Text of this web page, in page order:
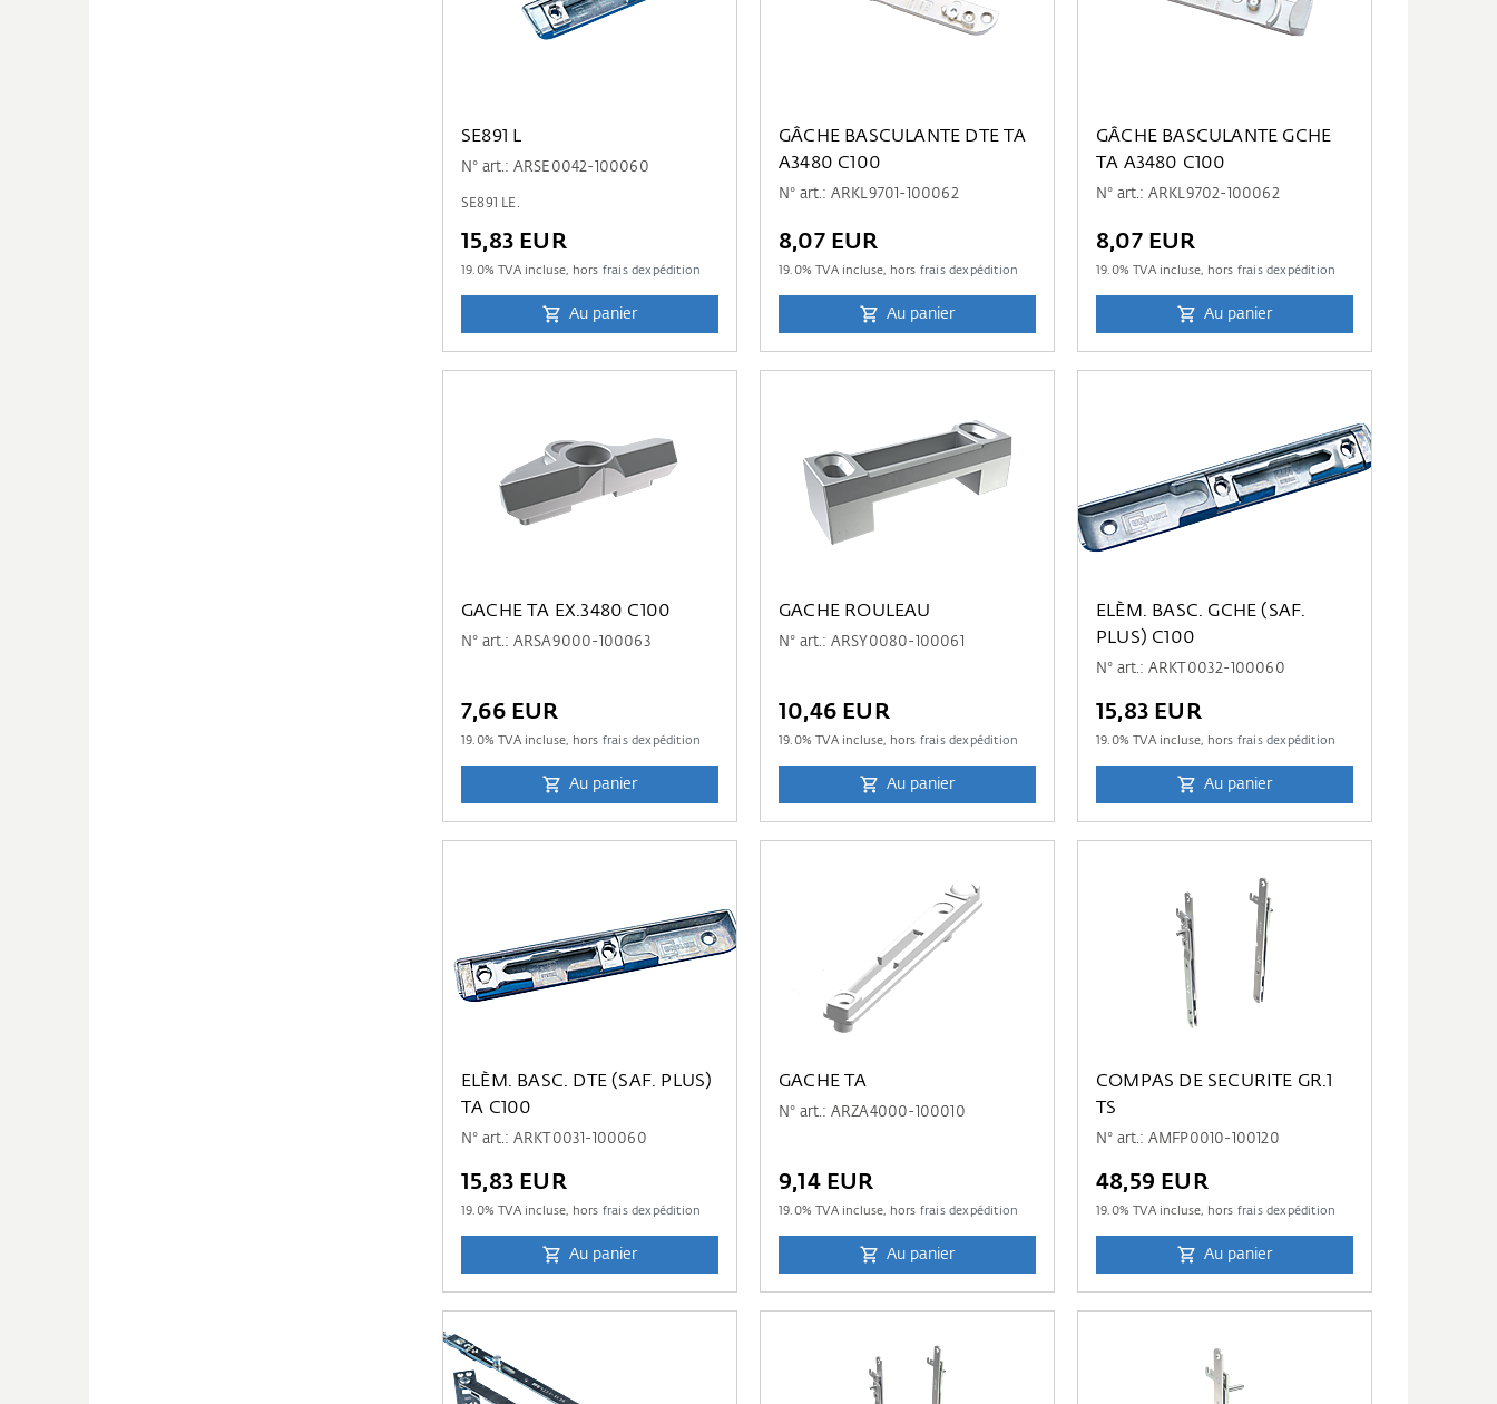
SE891 L
N° art.: ARSE0042-100060
SE891 LE.
15,83 EUR
19.0% TVA incluse, hors frais dexpédition
Au panier
GÂCHE BASCULANTE DTE TA
A3480 C100
N° art.: ARKL9701-100062
8,07 EUR
19.0% TVA incluse, hors frais dexpédition
Au panier
GÂCHE BASCULANTE GCHE
TA A3480 C100
N° art.: ARKL9702-100062
8,07 EUR
19.0% TVA incluse, hors frais dexpédition
Au panier
GACHE TA EX.3480 C100
N° art.: ARSA9000-100063
7,66 EUR
19.0% TVA incluse, hors frais dexpédition
Au panier
GACHE ROULEAU
N° art.: ARSY0080-100061
10,46 EUR
19.0% TVA incluse, hors frais dexpédition
Au panier
ELÈM. BASC. GCHE (SAF.
PLUS) C100
N° art.: ARKT0032-100060
15,83 EUR
19.0% TVA incluse, hors frais dexpédition
Au panier
ELÈM. BASC. DTE (SAF. PLUS)
TA C100
N° art.: ARKT0031-100060
15,83 EUR
19.0% TVA incluse, hors frais dexpédition
Au panier
GACHE TA
N° art.: ARZA4000-100010
9,14 EUR
19.0% TVA incluse, hors frais dexpédition
Au panier
COMPAS DE SECURITE GR.1
TS
N° art.: AMFP0010-100120
48,59 EUR
19.0% TVA incluse, hors frais dexpédition
Au panier